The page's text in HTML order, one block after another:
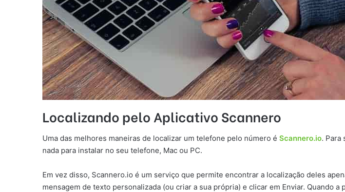
Localizando pelo Aplicativo Scannero
Uma das melhores maneiras de localizar um telefone pelo número é Scannero.io. Para
nada para instalar no seu telefone, Mac ou PC.
Em vez disso, Scannero.io é um serviço que permite encontrar a localização deles
mensagem de texto personalizada (ou criar a sua própria) e clicar em Enviar. Quando